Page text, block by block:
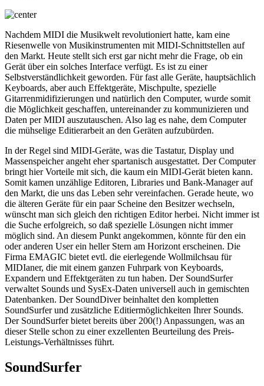
Nachdem MIDI die Musikwelt revolutioniert hatte, kam eine
Riesenwelle von Musikinstrumenten mit MIDI-Schnittstellen auf
den Markt. Heute stellt sich erst gar nicht mehr die Frage, ob ein
Gerät über ein solches Interface verfügt. Es ist zu einer
Selbstverständlichkeit geworden. Für fast alle Geräte, hauptsächlich
Keyboards, aber auch Effektgeräte, Mischpulte, spezielle
Gitarrenmidifizierungen und natürlich den Computer, wurde somit
die Möglichkeit geschaffen, untereinander zu kommunizieren und
Daten per MIDI auszutauschen. Also lag es nahe, dem Computer
die mühselige Editierarbeit an den Geräten aufzubürden.
In der Regel sind MIDI-Geräte, was die Tastatur, Display und
Massenspeicher angeht eher spartanisch ausgestattet. Der Computer
bringt hier Vorteile mit sich, die kaum ein MIDI-Gerät bieten kann.
Somit kamen unzählige Editoren, Libraries und Bank-Manager auf
den Markt, die uns das Leben sehr vereinfachen. Gerade heute, wo
die älteren Geräte für ein paar Scheine den Besitzer wechseln,
wünscht man sich gleich den richtigen Editor herbei. Nicht immer ist
die Suche erfolgreich, so daß spezielle Lösungen nicht immer
möglich sind. An diesem Punkt angekommen, könnte für den ein
oder anderen User ein heller Stern am Horizont erscheinen. Die
Firma EMAGIC bietet evtl. die eierlegende Wollmilchsau für
MIDIaner, die mit einem ganzen Fuhrpark von Keyboards,
Expandern und Effektgeräten zu tun haben. Der SoundSurfer
verwaltet Sounds und SysEx-Daten universell auch in gemischten
Datenbanken. Der SoundDiver beinhaltet den kompletten
SoundSurfer und zusätzliche Editiermöglichkeiten Ihrer Sounds.
Der SoundSurfer bietet bereits über 200(!) Anpassungen, was an
dieser Stelle schon zu einer exzellenten Beurteilung des Preis-
Leistungs-Verhältnisses führt.
SoundSurfer